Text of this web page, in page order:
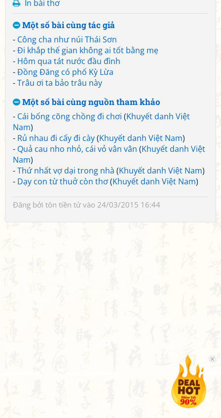
In bài thơ
Một số bài cùng tác giả
- Công cha như núi Thái Sơn
-Đi khắp thế gian không ai tốt bằng mẹ
- Hôm qua tát nước đầu đình
-Đồng Đăng có phố Kỳ Lừa
-Trâu ơi ta bảo trâu này
Một số bài cùng nguồn tham khảo
- Cái bống cõng chồng đi chơi (Khuyết danh Việt
Nam)
- Rủ nhau đi cấy đi cày(Khuyết danh Việt Nam)
- Quả cau nho nhỏ, cái vỏ vân vân (Khuyết danh Việt
Nam)
-Thứ nhất vợ dại trong nhà (Khuyết danh Việt Nam)
- Dạy con từ thuở còn thơ(Khuyết danh Việt Nam)
Đăng bởi tôn tiền tửvào 24/03/2015 16:44